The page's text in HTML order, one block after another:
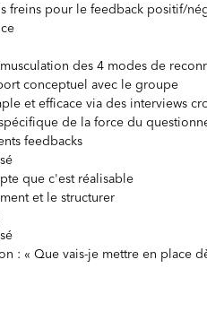
freins pour le feedback positif/
des 4 modes de
conceptuel avec le groupe
et efficace via des interviews
de la force du
feedbacks
que c'est réalisable
et le structurer
: « Que vais-je mettre en place